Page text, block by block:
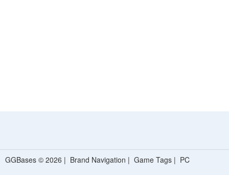
GGBases © 2026 | Brand Navigation | Game Tags | PC